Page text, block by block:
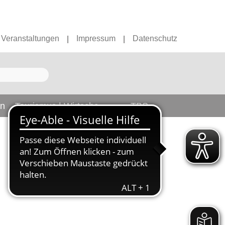
Veranstaltungen Impressum Datenschutz
Tourismus | Wirtschaft TBS